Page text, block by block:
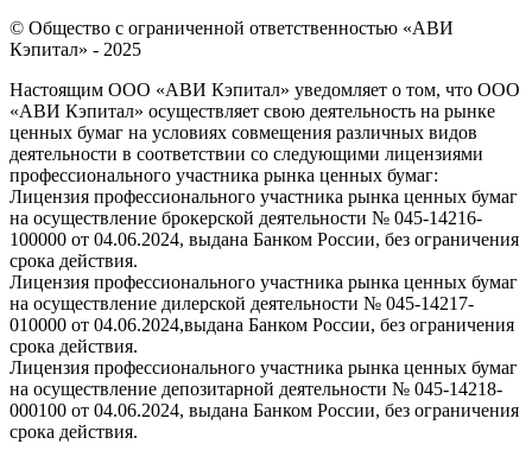
© Общество с ограниченной ответственностью «АВИ
Кэпитал» - 2025
Настоящим ООО «АВИ Кэпитал» уведомляет о том, что ООО
«АВИ Кэпитал» осуществляет свою деятельность на рынке
ценных бумаг на условиях совмещения различных видов
деятельности в соответствии со следующими лицензиями
профессионального участника рынка ценных бумаг:
Лицензия профессионального участника рынка ценных бумаг
на осуществление брокерской деятельности № 045-14216-
100000 от 04.06.2024, выдана Банком России, без ограничения
срока действия.
Лицензия профессионального участника рынка ценных бумаг
на осуществление дилерской деятельности № 045-14217-
010000 от 04.06.2024,выдана Банком России, без ограничения
срока действия.
Лицензия профессионального участника рынка ценных бумаг
на осуществление депозитарной деятельности № 045-14218-
000100 от 04.06.2024, выдана Банком России, без ограничения
срока действия.